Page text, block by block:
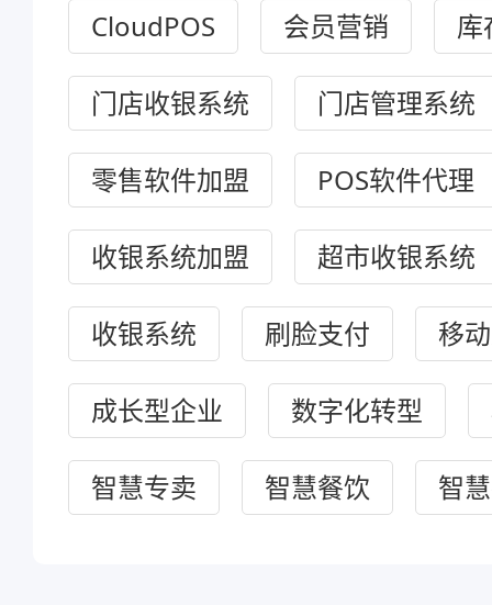
CloudPOS 会员营销 库
门店收银系统 门店管理系统
零售软件加盟 POS软件代理
收银系统加盟 超市收银系统
收银系统 刷脸支付 移
成长型企业 数字化转型
智慧专卖 智慧餐饮 智